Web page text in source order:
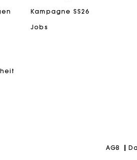
Die beste
Kampagne SS26
Jobs
AGB